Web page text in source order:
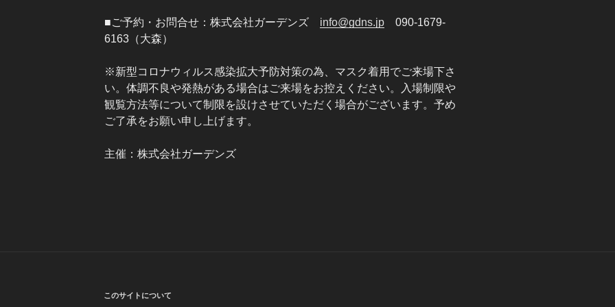
■ご予約・お問合せ：株式会社ガーデンズ info@gdns.jp090-1679-
6163（大森）
※新型コロナウィルス感染拡大予防対策の為、マスク着用でご来場下さ
い。体調不良や発熱がある場合はご来場をお控えください。入場制限や
観覧方法等について制限を設けさせていただく場合がございます。予め
ご了承をお願い申し上げます。
主催：株式会社ガーデンズ
このサイトについて